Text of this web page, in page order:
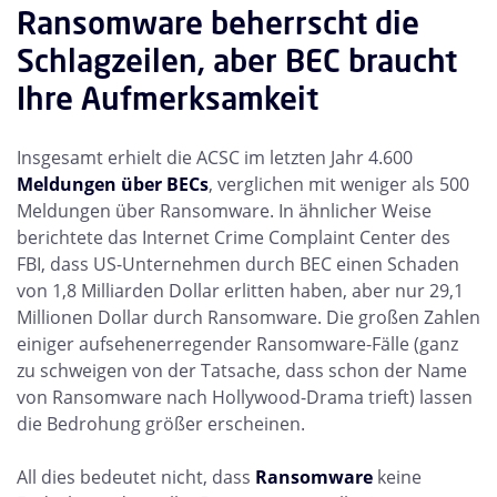
Ransomware beherrscht die
Schlagzeilen, aber BEC braucht
Ihre Aufmerksamkeit
Insgesamt erhielt die ACSC im letzten Jahr 4.600
Meldungen über BECs, verglichen mit weniger als 500
Meldungen über Ransomware. In ähnlicher Weise
berichtete das Internet Crime Complaint Center des
FBI, dass US-Unternehmen durch BEC einen Schaden
von 1,8 Milliarden Dollar erlitten haben, aber nur 29,1
Millionen Dollar durch Ransomware. Die großen Zahlen
einiger aufsehenerregender Ransomware-Fälle (ganz
zu schweigen von der Tatsache, dass schon der Name
von Ransomware nach Hollywood-Drama trieft) lassen
die Bedrohung größer erscheinen.
All dies bedeutet nicht, dass Ransomware keine